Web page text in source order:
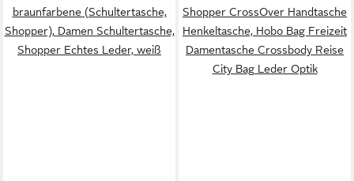
braunfarbene (Schultertasche,
Shopper), Damen Schultertasche,
Shopper Echtes Leder, weiß
Shopper CrossOver Handtasche
Henkeltasche, Hobo Bag Freizeit
Damentasche Crossbody Reise
City Bag Leder Optik